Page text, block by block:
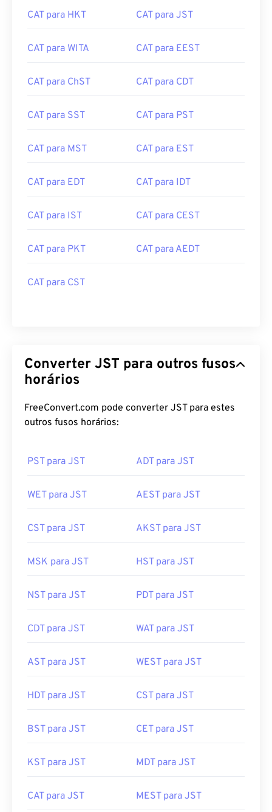
CAT para HKT CAT para JST
CAT para WITA CAT para EEST
CAT para ChST CAT para CDT
CAT para SST CAT para PST
CAT para MST CAT para EST
CAT para EDT CAT para IDT
CAT para IST CAT para CEST
CAT para PKT CAT para AEDT
CAT para CST
Converter JST para outros fusos
horários
FreeConvert.com pode converter JST para estes
outros fusos horários:
PST para JST ADT para JST
WET para JST AEST para JST
CST para JST AKST para JST
MSK para JST HST para JST
NST para JST PDT para JST
CDT para JST WAT para JST
AST para JST WEST para JST
HDT para JST CST para JST
BST para JST CET para JST
KST para JST MDT para JST
CAT para JST MEST para JST